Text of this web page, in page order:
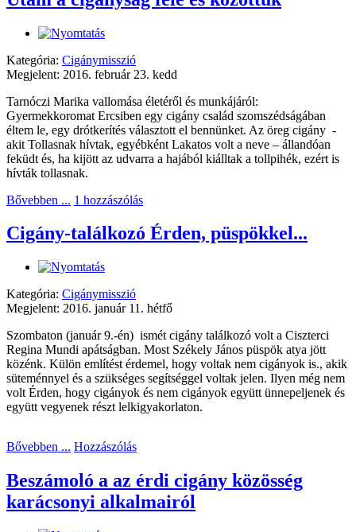
Kategória: Cigánymisszió
Megjelent: 2016. február 23. kedd
Tarnóczi Marika vallomása életéről és munkájáról:
Gyermekkoromat Ercsiben egy cigány család szomszédságában
éltem le, egy drótkerítés választott el bennünket. Az öreg cigány -
akit Tollasnak hívtak, egyébként Lakatos volt a neve – állandóan
feküdt és, ha kijött az udvarra a hajából kiálltak a tollpihék, ezért is
hívták tollasnak.
Bővebben ... 1 hozzászólás
Cigány-találkozó Érden, püspökkel...
Kategória: Cigánymisszió
Megjelent: 2016. január 11. hétfő
Szombaton (január 9.-én) ismét cigány találkozó volt a Ciszterci
Regina Mundi apátságban. Most Székely János püspök atya jött
közénk. Külön említést érdemel, hogy voltak nem cigányok is., akik
süteménnyel és a szükséges segítséggel voltak jelen. Ilyen még nem
volt Érden, hogy cigányok és nem cigányok együtt ünnepeljenek és
együtt vegyenek részt lelkigyakorlaton.
Bővebben ... Hozzászólás
Beszámoló a az érdi cigány közösség
karácsonyi alkalmairól